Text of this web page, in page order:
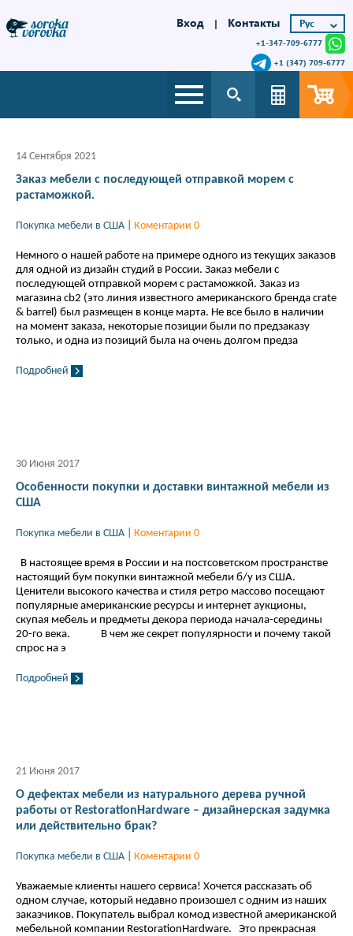
Вход | Контакты
+1-347-709-6777
+1 (347) 709-6777
14 Сентября 2021
Заказ мебели с последующей отправкой морем с
растаможкой.
Покупка мебели в США Коментарии 0
Немного о нашей работе на примере одного из текущих заказов
для одной из дизайн студий в России. Заказ мебели с
последующей отправкой морем с растаможкой. Заказ из
магазина cb2 (это линия известного американского бренда crate
& barrel) был размещен в конце марта. Не все было в наличии
на момент заказа, некоторые позиции были по предзаказу
только, и одна из позиций была на очень долгом предза
Подробней
30 Июня 2017
Особенности покупки и доставки винтажной мебели из
США
Покупка мебели в США Коментарии 0
В настоящее время в России и на постсоветском пространстве
настоящий бум покупки винтажной мебели б/у из США.
Ценители высокого качества и стиля ретро массово посещают
популярные американские ресурсы и интернет аукционы,
скупая мебель и предметы декора периода начала-середины
20-го века. В чем же секрет популярности и почему такой
спрос на э
Подробней
21 Июня 2017
О дефектах мебели из натурального дерева ручной
работы от RestorationHardware – дизайнерская задумка
или действительно брак?
Покупка мебели в США Коментарии 0
Уважаемые клиенты нашего сервиса! Хочется рассказать об
одном случае, который недавно произошел с одним из наших
заказчиков. Покупатель выбрал комод известной американской
мебельной компании RestorationHardware. Это прекрасная